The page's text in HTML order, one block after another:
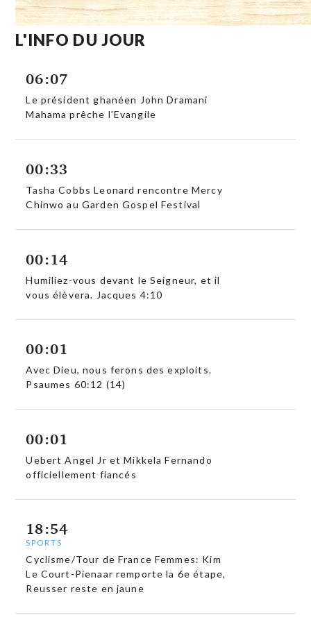
L'INFO DU JOUR
06:07
Le président ghanéen John Dramani
Mahama prêche l’Evangile
00:33
Tasha Cobbs Leonard rencontre Mercy
Chinwo au Garden Gospel Festival
00:14
Humiliez-vous devant le Seigneur, et il
vous élèvera. Jacques 4:10
00:01
Avec Dieu, nous ferons des exploits.
Psaumes 60:12 (14)
00:01
Uebert Angel Jr et Mikkela Fernando
officiellement fiancés
18:54
SPORTS
Cyclisme/Tour de France Femmes: Kim
Le Court-Pienaar remporte la 6e étape,
Reusser reste en jaune